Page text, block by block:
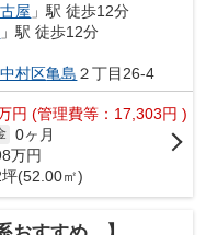
屋 」駅 徒歩12分
」駅 徒歩12分
村区亀島 ２丁目26-4
円 (管理費等：17,303円 )
0ヶ月
万円
(52.00㎡)